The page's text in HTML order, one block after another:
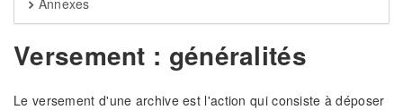
Annexes
Versement : généralités
Le versement d'une archive est l'action qui consiste à déposer